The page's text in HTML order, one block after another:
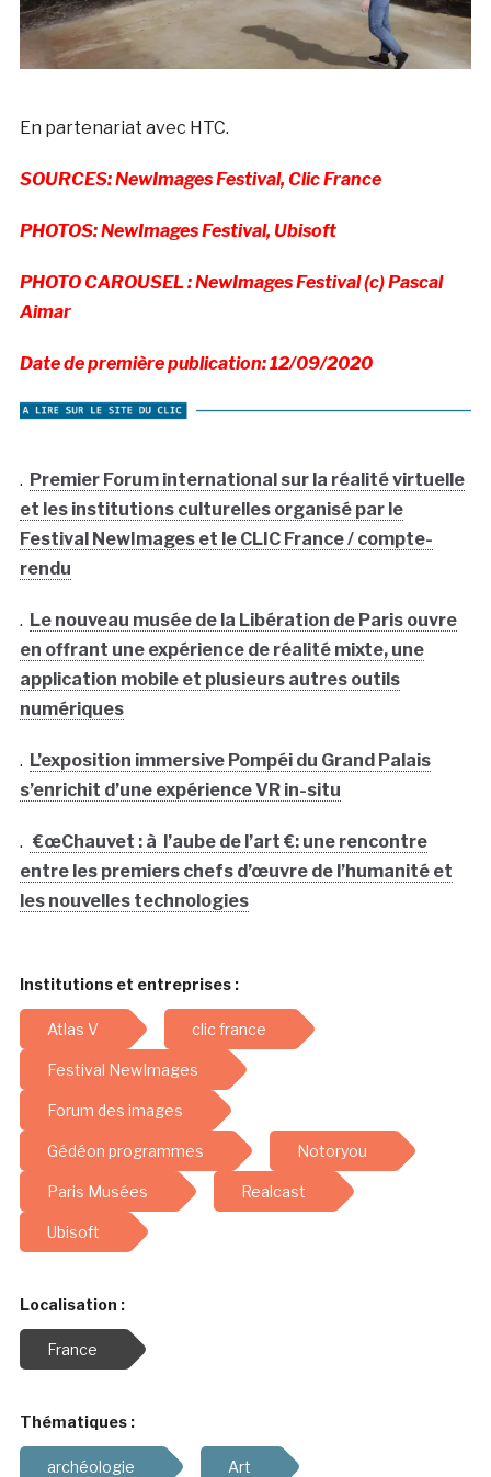
En partenariat avec HTC.
SOURCES: NewImages Festival, Clic France
PHOTOS: NewImages Festival, Ubisoft
PHOTO CAROUSEL : NewImages Festival (c) Pascal
Aimar
Date de première publication: 12/09/2020
. Premier Forum international sur la réalité virtuelle
et les institutions culturelles organisé par le
Festival NewImages et le CLIC France / compte-
rendu
. Le nouveau musée de la Libération de Paris ouvre
en offrant une expérience de réalité mixte, une
application mobile et plusieurs autres outils
numériques
. L’exposition immersive Pompéi du Grand Palais
s’enrichit d’une expérience VR in-situ
. €œChauvet : à l’aube de l’art €: une rencontre
entre les premiers chefs d’œuvre de l’humanité et
les nouvelles technologies
Institutions et entreprises :
Atlas V clic france
Festival NewImages
Forum des images
Gédéon programmes Notoryou
Paris Musées Realcast
Ubisoft
Localisation :
France
Thématiques :
archéologie Art